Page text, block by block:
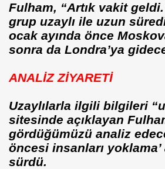
Fulham, “Artık vakit geldi.
grup uzaylı ile uzun
ocak ayında önce
sonra da Londra’ya
ANALİZ ZİYARETİ
Uzaylılarla ilgili bilgileri
sitesinde açıklayan
gördüğümüzü analiz
öncesi insanları yoklama’
sürdü.